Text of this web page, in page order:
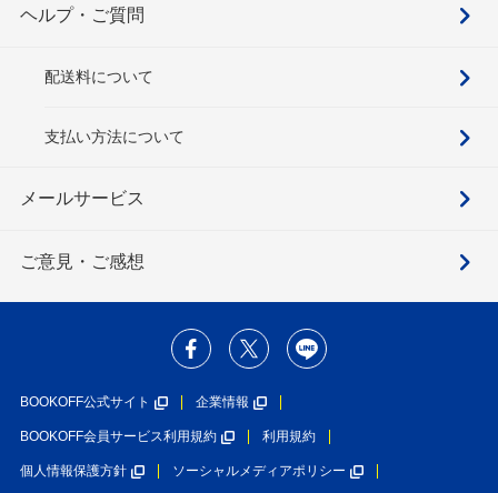
ヘルプ・ご質問
配送料について
支払い方法について
メールサービス
ご意見・ご感想
BOOKOFF公式サイト 企業情報
BOOKOFF会員サービス利用規約 利用規約
個人情報保護方針 ソーシャルメディアポリシー